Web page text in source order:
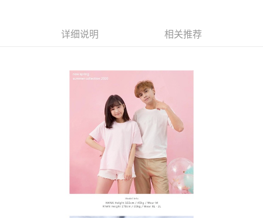
3. 完整用户服务条款，请详阅以下链接：
https://oppay.tw/userRule
「AFTEE先享後付」(下稱本服務)乃由恩沛科技股份有限公司(下稱 AFTEE )
所提供，並由 AFTEE 向您收取款項。因使用本服務所須提供之個人資料(包
含但不限於訂購人姓名、電話，收件人姓名、電話、收件地址)，將交付予
AFTEE 於本服務必要服務範圍內運用。關於 AFTEE 對於個人資料之蒐集、
處理、利用，詳參 AFTEE 官網之『個人資料蒐集、處理及利用告知聲明』
https://aftee.tw/privacypolicy/
若款項超過繳費期限，將根據當次的金額加收年利率 16% 的逾期滯納金。
未成年的使用者，請事先徵得法定代理人或監護人之同意方可使用
若您對於個人資料之處理、利用有任何疑問，或欲行使相關法律權利，請聯
详细说明 相关推荐